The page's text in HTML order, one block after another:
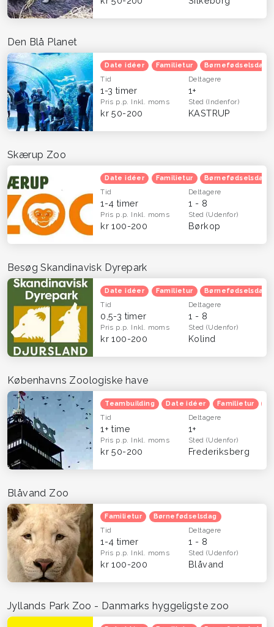
Den Blå Planet
Date idéer Familietur Børnefødselsdag
Tid
1-3 timer
Deltagere
1+
Pris p.p. Inkl. moms
kr 50-200
Sted(Indenfor)
KASTRUP
Skærup Zoo
Date idéer Familietur Børnefødselsdag
Tid
1-4 timer
Deltagere
1 - 8
Pris p.p. Inkl. moms
kr 100-200
Sted(Udenfor)
Børkop
Besøg Skandinavisk Dyrepark
Date idéer Familietur Børnefødselsdag
Tid
0,5-3 timer
Deltagere
1 - 8
Pris p.p. Inkl. moms
kr 100-200
Sted(Udenfor)
Kolind
Københavns Zoologiske have
Teambuilding Date idéer Familietur
Tid
1+ time
Deltagere
1+
Pris p.p. Inkl. moms
kr 50-200
Sted(Udenfor)
Frederiksberg
Blåvand Zoo
Familietur Børnefødselsdag
Tid
1-4 timer
Deltagere
1 - 8
Pris p.p. Inkl. moms
kr 100-200
Sted(Udenfor)
Blåvand
Jyllands Park Zoo - Danmarks hyggeligste zoo